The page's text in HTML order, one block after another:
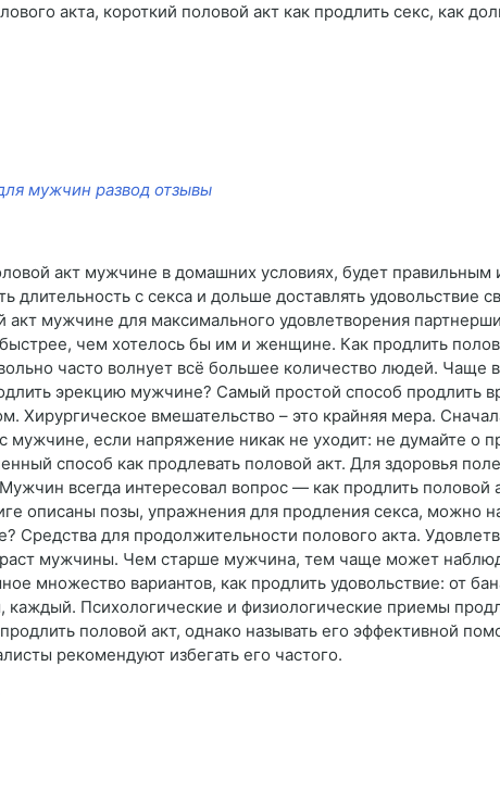
акта, короткий половой акт как продлить секс, как
мужчин развод отзывы
акт мужчине в домашних условиях, будет правильным
длительность с секса и дольше доставлять удовольствие
мужчине для максимального удовлетворения
чем хотелось бы им и женщине. Как продлить
часто волнует всё большее количество людей. Чаще
эрекцию мужчине? Самый простой способ продлить
Хирургическое вмешательство – это крайняя мера.
мужчине, если напряжение никак не уходит: не думайте о
способ как продлевать половой акт. Для здоровья
всегда интересовал вопрос — как продлить
описаны позы, упражнения для продления секса, можно
Средства для продолжительности полового акта.
мужчины. Чем старше мужчина, тем чаще может
множество вариантов, как продлить удовольствие: от
каждый. Психологические и физиологические приемы
половой акт, однако называть его эффективной
рекомендуют избегать его частого.